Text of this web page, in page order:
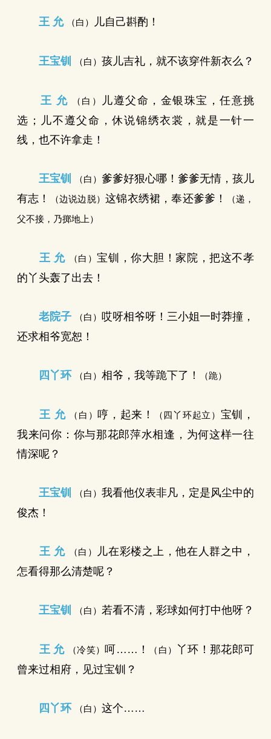
王 允 （白） 儿自己斟酌！
王宝钏 （白） 孩儿吉礼，就不该穿件新衣么？
王 允 （白）
儿遵父命，金银珠宝，任意挑
选；儿不遵父命，休说锦绣衣裳，就是一针一
线，也不许拿走！
王宝钏 （白） 爹爹好狠心哪！爹爹无情，孩儿
有志！
（边说边脱）这锦衣绣裙，奉还爹爹！
（递，
父不接，乃掷地上）
王 允 （白）宝钏，你大胆！家院，把这不孝
的丫头轰了出去！
老院子 （白） 哎呀相爷呀！三小姐一时莽撞，
还求相爷宽恕！
四丫环 （白） 相爷，我等跪下了！ （跪）
王 允 （白） 哼，起来！ （四丫环起立） 宝钏，
我来问你：你与那花郎萍水相逢，为何这样一往
情深呢？
王宝钏 （白） 我看他仪表非凡，定是风尘中的
俊杰！
王 允 （白）
儿在彩楼之上，他在人群之中，
怎看得那么清楚呢？
王宝钏 （白） 若看不清，彩球如何打中他呀？
王 允 （冷笑） 呵……！ （白）
丫环！那花郎可
曾来过相府，见过宝钏？
四丫环 （白） 这个……